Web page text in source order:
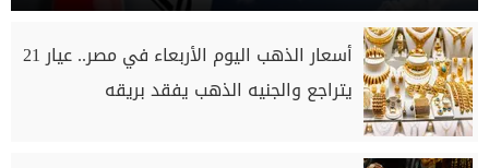
أسعار الذهب اليوم الأربعاء في مصر.. عيار 21
يتراجع والجنيه الذهب يفقد بريقه